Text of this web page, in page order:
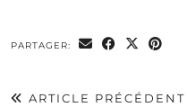
PARTAGER:
ARTICLE PRÉCÉDENT